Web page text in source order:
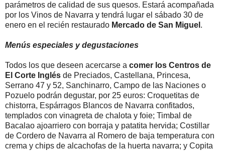
parámetros de calidad de sus quesos. Estará acompañada
por los Vinos de Navarra y tendrá lugar el sábado 30 de
enero en el recién restaurado Mercado de San Miguel .
Menús especiales y degustaciones
Todos los que deseen acercarse a comer los Centros de
El Corte Inglés de Preciados, Castellana, Princesa,
Serrano 47 y 52, Sanchinarro, Campo de las Naciones o
Pozuelo podrán degustar, por 25 euros: Croquetitas de
chistorra, Espárragos Blancos de Navarra confitados,
templados con vinagreta de chalota y foie; Timbal de
Bacalao ajoarriero con borraja y patatita hervida; Costillar
de Cordero de Navarra al Romero de baja temperatura con
crema y chips de alcachofas de la huerta navarra; y Copita